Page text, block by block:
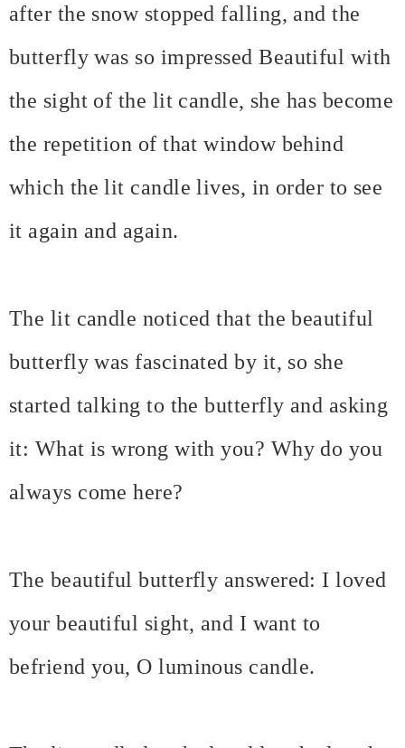
after the snow stopped falling, and the
butterfly was so impressed Beautiful with
the sight of the lit candle, she has become
the repetition of that window behind
which the lit candle lives, in order to see
it again and again.
The lit candle noticed that the beautiful
butterfly was fascinated by it, so she
started talking to the butterfly and asking
it: What is wrong with you? Why do you
always come here?
The beautiful butterfly answered: I loved
your beautiful sight, and I want to
befriend you, O luminous candle.